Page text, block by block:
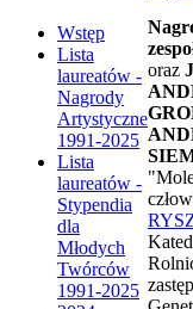
Wstęp
Lista
laureatów -
Nagrody
Artystyczne
1991-2025
Lista
laureatów -
Stypendia
dla
Młodych
Twórców
1991-2025
oraz